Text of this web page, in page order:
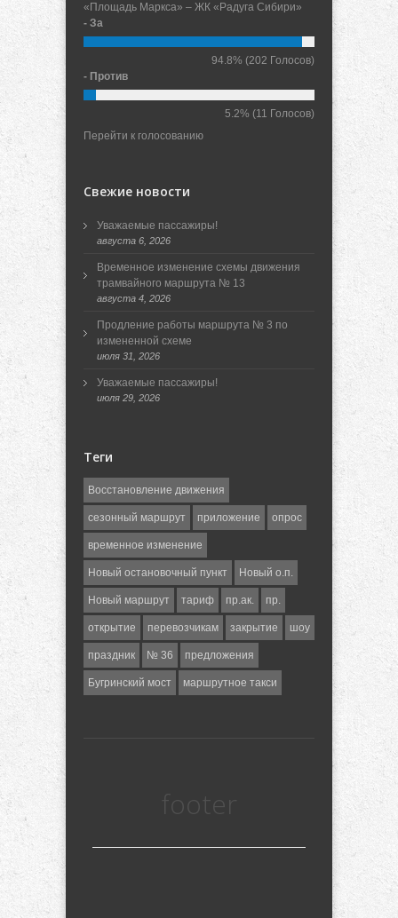
«Площадь Маркса» – ЖК «Радуга Сибири»
- За
94.8% (202 Голосов)
- Против
5.2% (11 Голосов)
Перейти к голосованию
Свежие новости
Уважаемые пассажиры!
августа 6, 2026
Временное изменение схемы движения
трамвайного маршрута № 13
августа 4, 2026
Продление работы маршрута № 3 по
измененной схеме
июля 31, 2026
Уважаемые пассажиры!
июля 29, 2026
Теги
Восстановление движения
сезонный маршрут приложение опрос
временное изменение
Новый остановочный пункт Новый о.п.
Новый маршрут тариф пр.ак. пр.
открытие перевозчикам закрытие шоу
праздник № 36 предложения
Бугринский мост маршрутное такси
footer